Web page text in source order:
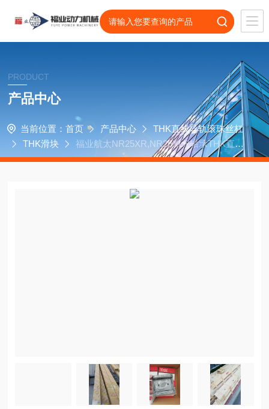
PRODUCT
产品中心
当前位置： 首页 产品中心
THK直线导轨滚珠丝杠
THK滑块
福业航太NR25XR,NR25XLR轴承THK直线
导轨NR30R